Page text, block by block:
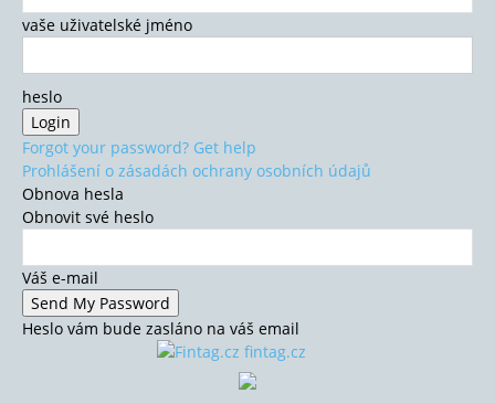
vaše uživatelské jméno
heslo
Forgot your password? Get help
Prohlášení o zásadách ochrany osobních údajů
Obnova hesla
Obnovit své heslo
Váš e-mail
Heslo vám bude zasláno na váš email
fintag.cz